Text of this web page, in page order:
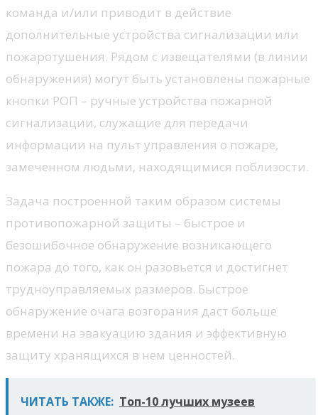
команда и/или приводит в действие
дополнительные устройства сигнализации или
пожаротушения. Рядом с извещателями (в линии
обнаружения) могут быть установлены пожарные
кнопки РОП – ручные устройства пожарной
сигнализации, служащие для передачи
информации на пульт управления о пожаре,
замеченном людьми, находящимися поблизости.
Задача построенной таким образом системы
противопожарной защиты – быстрое и
безошибочное обнаружение возникающего
пожара до того, как он разовьется и достигнет
трудноуправляемых размеров. Быстрое
обнаружение очага возгорания даст больше
времени на эвакуацию здания и эффективную
защиту хранящихся в нем ценностей.
ЧИТАТЬ ТАКЖЕ: Топ-10 лучших музеев